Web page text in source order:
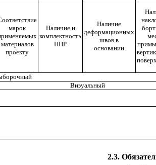
марок
материалов
проекту
Наличие и
комплектность
ППР
Наличие
деформационных
швов в
основании
Визуальный
2.3.